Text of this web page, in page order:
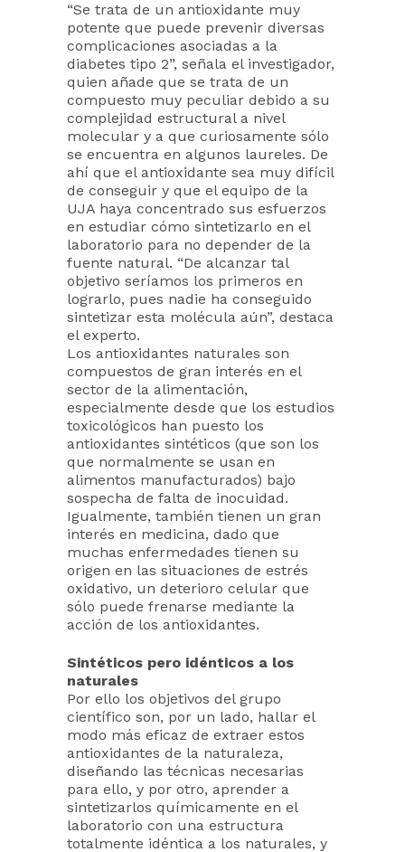
“Se trata de un antioxidante muy
potente que puede prevenir diversas
complicaciones asociadas a la
diabetes tipo 2”, señala el investigador,
quien añade que se trata de un
compuesto muy peculiar debido a su
complejidad estructural a nivel
molecular y a que curiosamente sólo
se encuentra en algunos laureles. De
ahí que el antioxidante sea muy difícil
de conseguir y que el equipo de la
UJA haya concentrado sus esfuerzos
en estudiar cómo sintetizarlo en el
laboratorio para no depender de la
fuente natural. “De alcanzar tal
objetivo seríamos los primeros en
lograrlo, pues nadie ha conseguido
sintetizar esta molécula aún”, destaca
el experto.
Los antioxidantes naturales son
compuestos de gran interés en el
sector de la alimentación,
especialmente desde que los estudios
toxicológicos han puesto los
antioxidantes sintéticos (que son los
que normalmente se usan en
alimentos manufacturados) bajo
sospecha de falta de inocuidad.
Igualmente, también tienen un gran
interés en medicina, dado que
muchas enfermedades tienen su
origen en las situaciones de estrés
oxidativo, un deterioro celular que
sólo puede frenarse mediante la
acción de los antioxidantes.
Sintéticos pero idénticos a los
naturales
Por ello los objetivos del grupo
científico son, por un lado, hallar el
modo más eficaz de extraer estos
antioxidantes de la naturaleza,
diseñando las técnicas necesarias
para ello, y por otro, aprender a
sintetizarlos químicamente en el
laboratorio con una estructura
totalmente idéntica a los naturales, y